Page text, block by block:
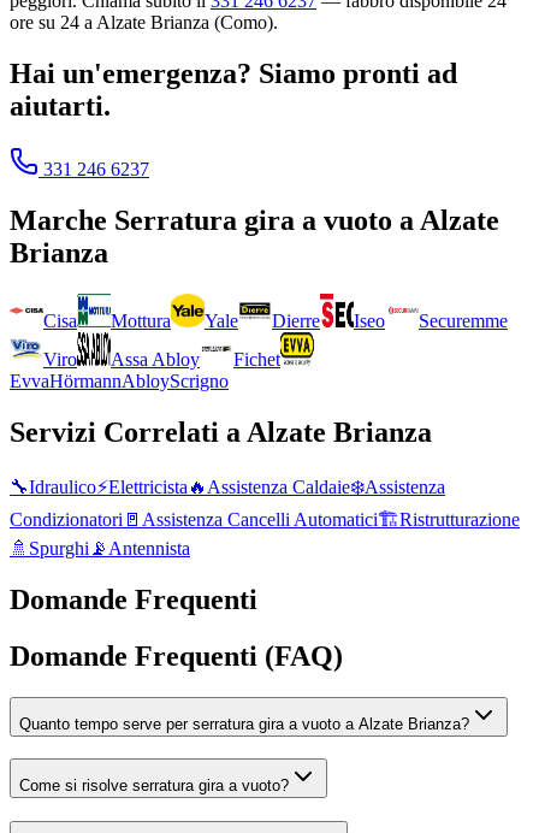
ore su 24 a Alzate Brianza (Como).
Hai un'emergenza? Siamo pronti ad
aiutarti.
331 246 6237
Marche Serratura gira a vuoto a Alzate
Brianza
Cisa Mottura Yale Dierre Iseo
Securemme
Viro
Assa Abloy
Fichet
EvvaHörmannAbloyScrigno
Servizi Correlati a Alzate Brianza
🔧Idraulico⚡Elettricista 🔥 Assistenza Caldaie❄️Assistenza
Condizionatori 🚪 Assistenza Cancelli Automatici🏗️Ristrutturazione
🚿 Spurghi 📡 Antennista
Domande Frequenti
Domande Frequenti (FAQ)
Quanto tempo serve per serratura gira a vuoto a Alzate Brianza?
Come si risolve serratura gira a vuoto?